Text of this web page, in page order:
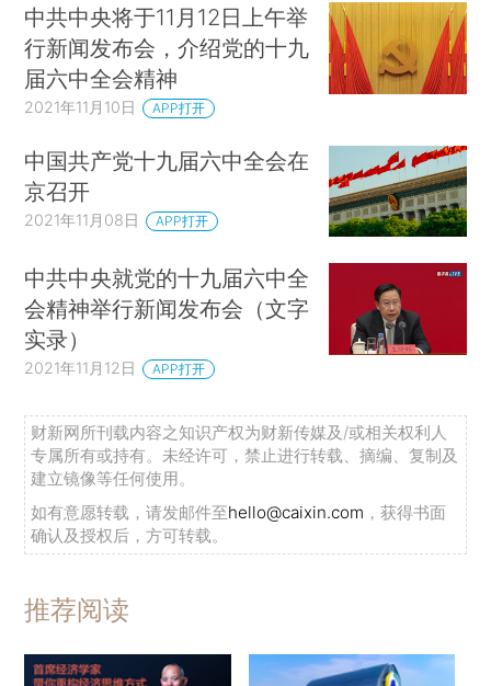
中共中央将于11月12日上午举
行新闻发布会，介绍党的十九
届六中全会精神
2021年11月10日 APP打开
中国共产党十九届六中全会在
京召开
2021年11月08日 APP打开
中共中央就党的十九届六中全
会精神举行新闻发布会（文字
实录）
2021年11月12日 APP打开
财新网所刊载内容之知识产权为财新传媒及/或相关权利人
专属所有或持有。未经许可，禁止进行转载、摘编、复制及
建立镜像等任何使用。
如有意愿转载，请发邮件至hello@caixin.com ，获得书面
确认及授权后，方可转载。
推荐阅读